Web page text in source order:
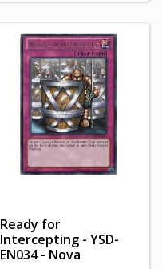
Ready for
Intercepting - YSD-
EN034 - Nova